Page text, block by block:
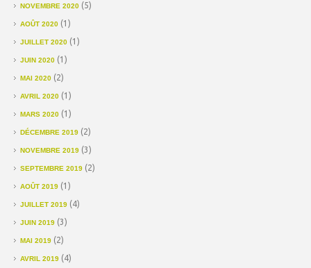
NOVEMBRE 2020 (5)
AOÛT 2020 (1)
JUILLET 2020 (1)
JUIN 2020 (1)
MAI 2020 (2)
AVRIL 2020 (1)
MARS 2020 (1)
DÉCEMBRE 2019 (2)
NOVEMBRE 2019 (3)
SEPTEMBRE 2019 (2)
AOÛT 2019 (1)
JUILLET 2019 (4)
JUIN 2019 (3)
MAI 2019 (2)
AVRIL 2019 (4)